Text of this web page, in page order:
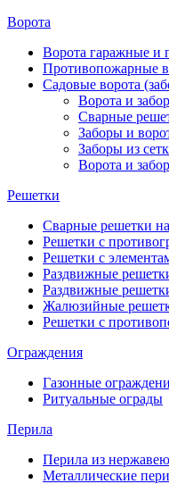
Ворота
Ворота гаражные
Противопожарные
Садовые ворота
Ворота и
Сварные
Заборы и
Заборы из
Ворота и
Решетки
Сварные решетки на
Решетки с
Решетки с
Раздвижные
Раздвижные
Жалюзийные
Решетки с
Ограждения
Газонные
Ритуальные ограды
Перила
Перила из
Металлические